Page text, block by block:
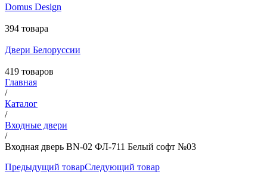
Domus Design
394 товара
Двери Белоруссии
419 товаров
Главная
/
Каталог
/
Входные двери
/
Входная дверь BN-02 ФЛ-711 Белый софт №03
Предыдущий товарСледующий товар